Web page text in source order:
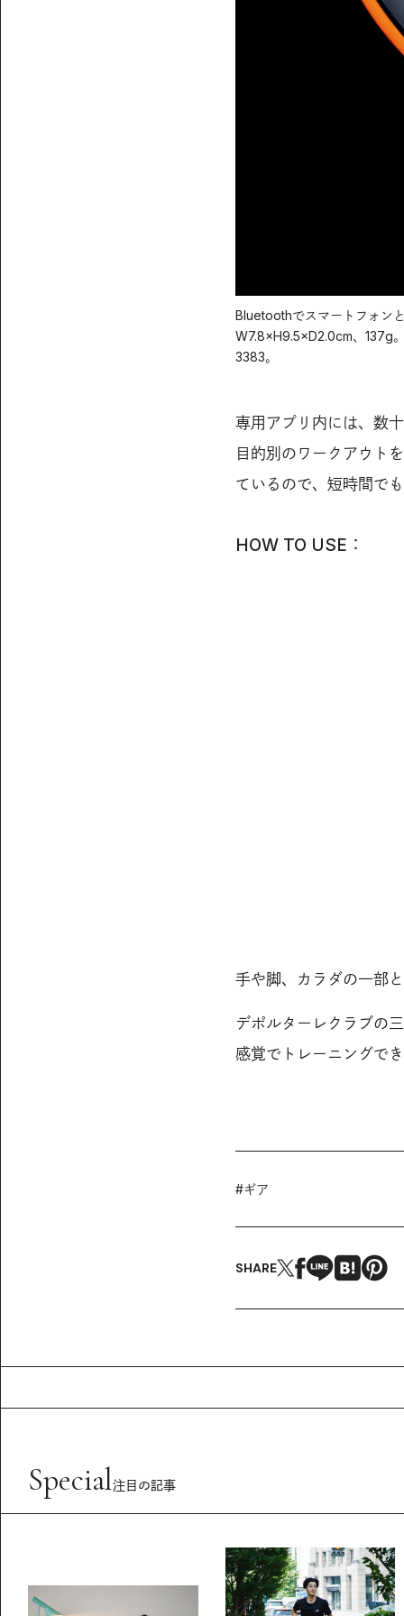
Bluetoothでスマートフォン
W7.8×H9.5×D2.0cm、137g
3383。
専用アプリ内には、数
目的別のワークアウト
ているので、短時間で
HOW TO USE：
手や脚、カラダの一部
デポルターレクラブの
感覚でトレーニングで
#ギア
SHARE
Special注目の記事